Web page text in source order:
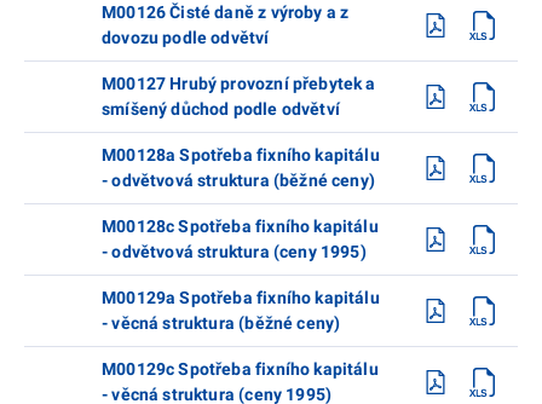
M00126 Čisté daně z výroby a z
dovozu podle odvětví
M00127 Hrubý provozní přebytek a
smíšený důchod podle odvětví
M00128a Spotřeba fixního kapitálu
- odvětvová struktura (běžné ceny)
M00128c Spotřeba fixního kapitálu
- odvětvová struktura (ceny 1995)
M00129a Spotřeba fixního kapitálu
- věcná struktura (běžné ceny)
M00129c Spotřeba fixního kapitálu
- věcná struktura (ceny 1995)